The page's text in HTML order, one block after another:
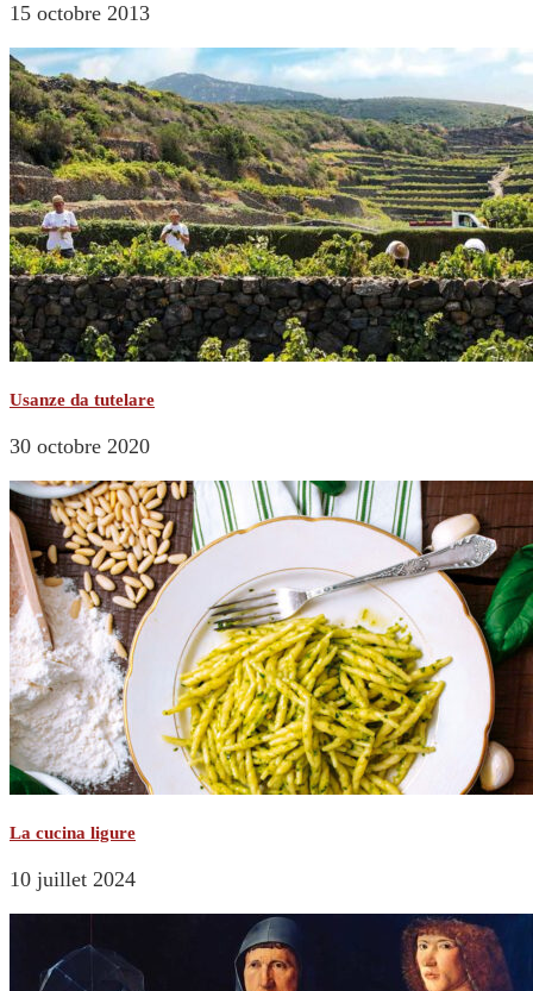
15 octobre 2013
Usanze da tutelare
30 octobre 2020
La cucina ligure
10 juillet 2024